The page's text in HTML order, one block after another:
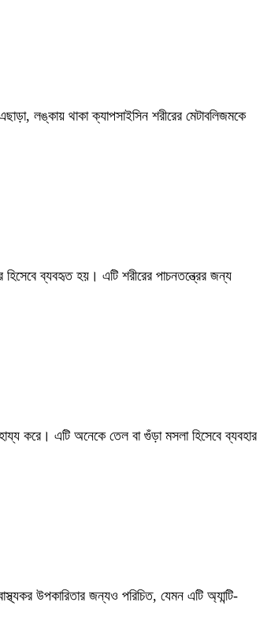
লঙ্কায় থাকা ক্যাপসাইসিন শরীরের মেটাবলিজমকে
হিসেবে ব্যবহৃত হয়। এটি শরীরের পাচনতন্ত্রের জন্য
করে। এটি অনেকে তেল বা গুঁড়া মসলা হিসেবে ব্যবহার
উপকারিতার জন্যও পরিচিত, যেমন এটি অ্যান্টি-